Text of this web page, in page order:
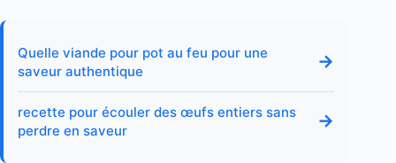
Quelle viande pour pot au feu pour une
saveur authentique
→
recette pour écouler des œufs entiers sans
perdre en saveur
→